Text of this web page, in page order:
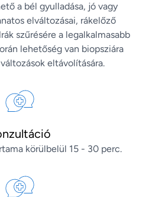
a bél gyulladása, jó vagy
elváltozásai, rákelőző
szűrésére a legalkalmasabb
lehetőség van biopsziára
eltávolítására.
körülbelül 15 - 30 perc.